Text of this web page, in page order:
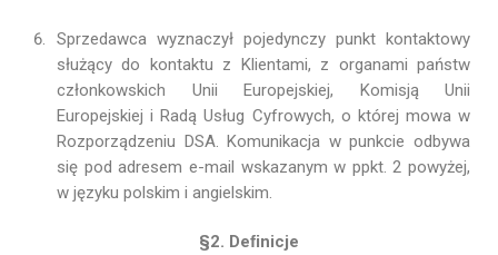
Sprzedawca wyznaczył pojedynczy punkt kontaktowy
służący do kontaktu z Klientami, z organami państw
członkowskich Unii Europejskiej, Komisją Unii
Europejskiej i Radą Usług Cyfrowych, o której mowa w
Rozporządzeniu DSA. Komunikacja w punkcie odbywa
się pod adresem e-mail wskazanym w ppkt. 2 powyżej,
w języku polskim i angielskim.
§2. Deﬁnicje